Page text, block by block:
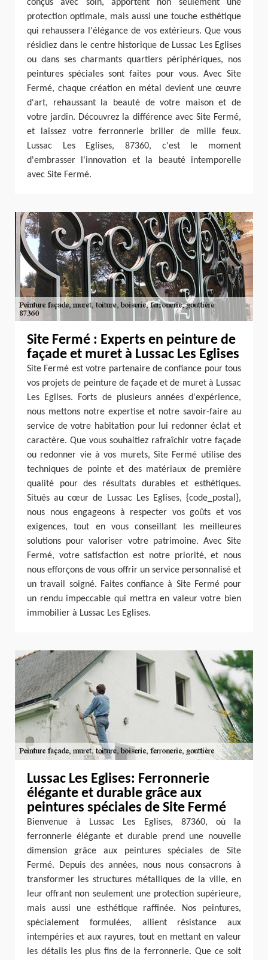
conçus avec soin, apportent non seulement une
protection optimale, mais aussi une touche esthétique
qui rehaussera l'élégance de vos extérieurs. Que vous
résidiez dans le centre historique de Lussac Les Eglises
ou dans ses charmants quartiers périphériques, nos
peintures spéciales sont faites pour vous. Avec Site
Fermé, chaque création en métal devient une œuvre
d'art, rehaussant la beauté de votre maison et de
votre jardin. Découvrez la différence avec Site Fermé,
et laissez votre ferronnerie briller de mille feux.
Lussac Les Eglises, 87360, c'est le moment
d'embrasser l'innovation et la beauté intemporelle
avec Site Fermé.
Site Fermé : Experts en peinture de
façade et muret à Lussac Les Eglises
Site Fermé est votre partenaire de confiance pour tous
vos projets de peinture de façade et de muret à Lussac
Les Eglises. Forts de plusieurs années d'expérience,
nous mettons notre expertise et notre savoir-faire au
service de votre habitation pour lui redonner éclat et
caractère. Que vous souhaitiez rafraîchir votre façade
ou redonner vie à vos murets, Site Fermé utilise des
techniques de pointe et des matériaux de première
qualité pour des résultats durables et esthétiques.
Situés au cœur de Lussac Les Eglises, {code_postal},
nous nous engageons à respecter vos goûts et vos
exigences, tout en vous conseillant les meilleures
solutions pour valoriser votre patrimoine. Avec Site
Fermé, votre satisfaction est notre priorité, et nous
nous efforçons de vous offrir un service personnalisé et
un travail soigné. Faites confiance à Site Fermé pour
un rendu impeccable qui mettra en valeur votre bien
immobilier à Lussac Les Eglises.
Lussac Les Eglises: Ferronnerie
élégante et durable grâce aux
peintures spéciales de Site Fermé
Bienvenue à Lussac Les Eglises, 87360, où la
ferronnerie élégante et durable prend une nouvelle
dimension grâce aux peintures spéciales de Site
Fermé. Depuis des années, nous nous consacrons à
transformer les structures métalliques de la ville, en
leur offrant non seulement une protection supérieure,
mais aussi une esthétique raffinée. Nos peintures,
spécialement formulées, allient résistance aux
intempéries et aux rayures, tout en mettant en valeur
les détails les plus fins de la ferronnerie. Que ce soit